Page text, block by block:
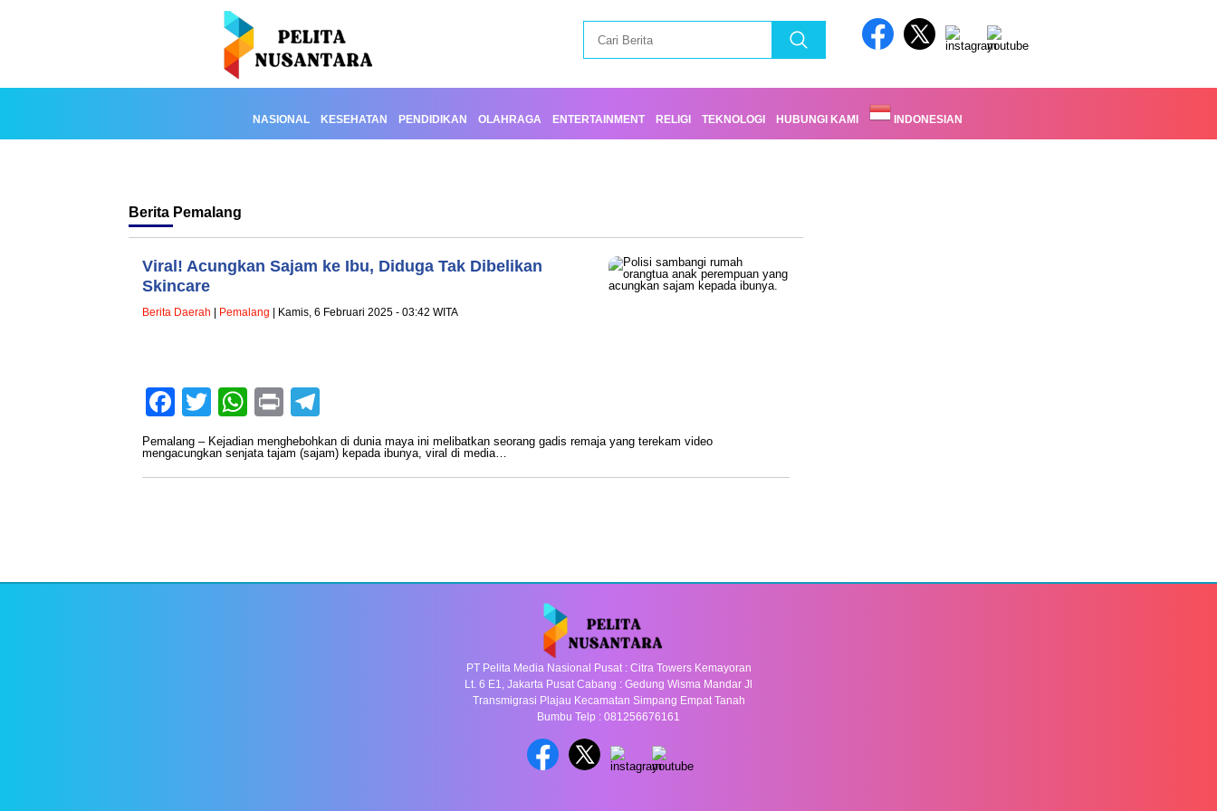
NASIONAL KESEHATAN PENDIDIKAN OLAHRAGA ENTERTAINMENT RELIGI TEKNOLOGI HUBUNGI KAMI INDONESIAN
Berita Pemalang
Viral! Acungkan Sajam ke Ibu, Diduga Tak Dibelikan
Skincare
Berita Daerah Pemalang | Kamis, 6 Februari 2025 - 03:42 WITA
Facebook
TwitterWhatsApp
Print
Pemalang – Kejadian menghebohkan di dunia maya ini melibatkan seorang gadis remaja yang terekam video
mengacungkan senjata tajam (sajam) kepada ibunya, viral di media…
PT Pelita Media Nasional Pusat : Citra Towers Kemayoran
Lt. 6 E1, Jakarta Pusat Cabang : Gedung Wisma Mandar Jl
Transmigrasi Plajau Kecamatan Simpang Empat Tanah
Bumbu Telp : 081256676161